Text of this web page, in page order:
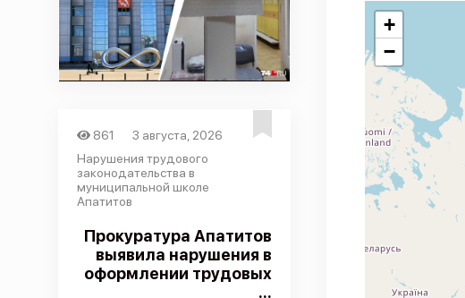
861
3 августа, 2026
Нарушения трудового
законодательства в
муниципальной школе
Апатитов
Прокуратура Апатитов
выявила нарушения в
оформлении трудовых
...
+
−